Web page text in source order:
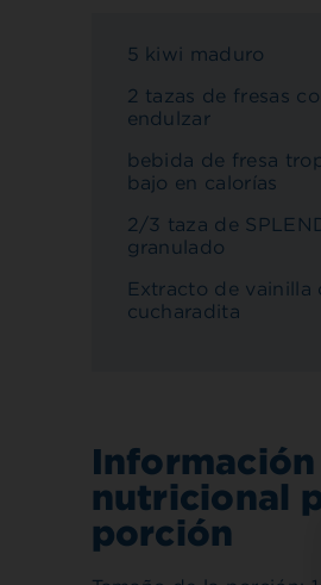
5 kiwi maduro
2 tazas de fresas
endulzar
bebida de fresa
bajo en calorías
2/3 taza de
granulado
Extracto de vainilla
cucharadita
Información
nutricional
porción